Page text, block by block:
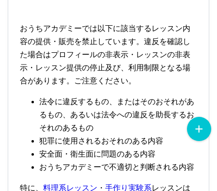
おうちアカデミーでは以下に該当するレッスン内
容の提供・販売を禁止しています。違反を確認し
た場合はプロフィールの非表示・レッスンの非表
示・レッスン提供の停止及び、利用制限となる場
合があります。ご注意ください。
法令に違反するもの、またはそのおそれがあ
るもの、あるいは法令への違反を助長するお
それのあるもの
犯罪に使用されるおそれのある内容
安全面・衛生面に問題のある内容
おうちアカデミーで不適切と判断される内容
特に、 料理系レッスン ・ 手作り実験系レッスンは